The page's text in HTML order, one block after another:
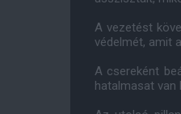
A vezetést
védelmét, amit
A csereként
hatalmasat van